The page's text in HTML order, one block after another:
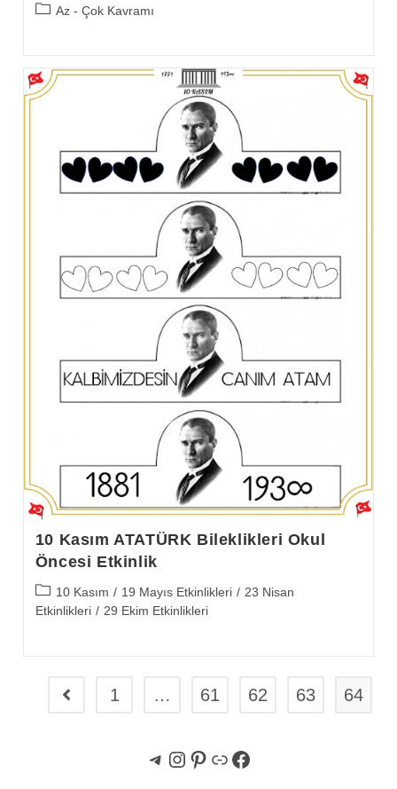
PostAz - Çok Kavramı
10 Kasım ATATÜRK Bileklikleri Okul
Öncesi Etkinlik
Post
category:
10 Kasım / 19 Mayıs Etkinlikleri / 23 Nisan
Etkinlikleri / 29 Ekim Etkinlikleri
Go to the previous page
1 … 61 62 63 64
Telegram
Instagram
Pinterest
BağlantıFacebook